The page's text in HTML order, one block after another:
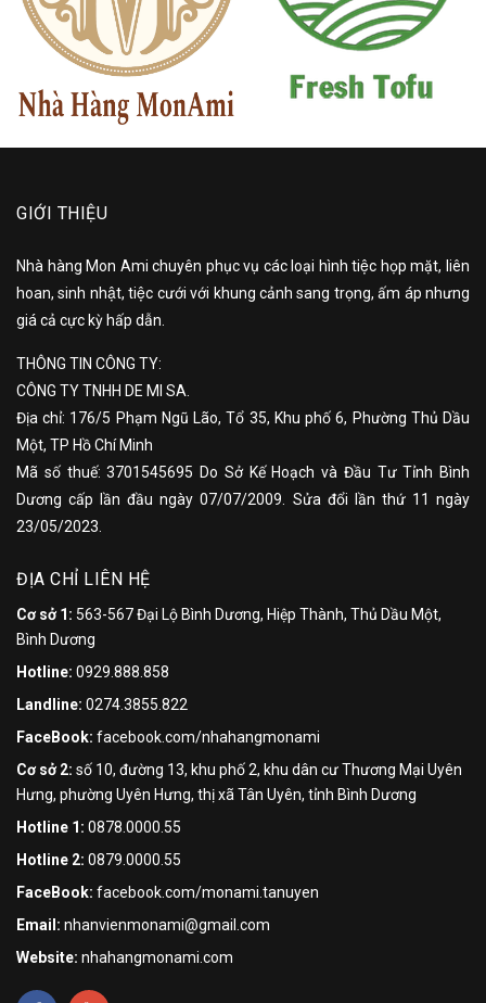
GIỚI THIỆU
Nhà hàng Mon Ami chuyên phục vụ các loại hình tiệc họp mặt, liên
hoan, sinh nhật, tiệc cưới với khung cảnh sang trọng, ấm áp nhưng
giá cả cực kỳ hấp dẫn.
THÔNG TIN CÔNG TY:
CÔNG TY TNHH DE MI SA.
Địa chỉ: 176/5 Phạm Ngũ Lão, Tổ 35, Khu phố 6, Phường Thủ Dầu
Một, TP Hồ Chí Minh
Mã số thuế: 3701545695 Do Sở Kế Hoạch và Đầu Tư Tỉnh Bình
Dương cấp lần đầu ngày 07/07/2009. Sửa đổi lần thứ 11 ngày
23/05/2023.
ĐỊA CHỈ LIÊN HỆ
Cơ sở 1: 563-567 Đại Lộ Bình Dương, Hiệp Thành, Thủ Dầu Một,
Bình Dương
Hotline: 0929.888.858
Landline: 0274.3855.822
FaceBook: facebook.com/nhahangmonami
Cơ sở 2: số 10, đường 13, khu phố 2, khu dân cư Thương Mại Uyên
Hưng, phường Uyên Hưng, thị xã Tân Uyên, tỉnh Bình Dương
Hotline 1: 0878.0000.55
Hotline 2: 0879.0000.55
FaceBook: facebook.com/monami.tanuyen
Email: nhanvienmonami@gmail.com
Website: nhahangmonami.com